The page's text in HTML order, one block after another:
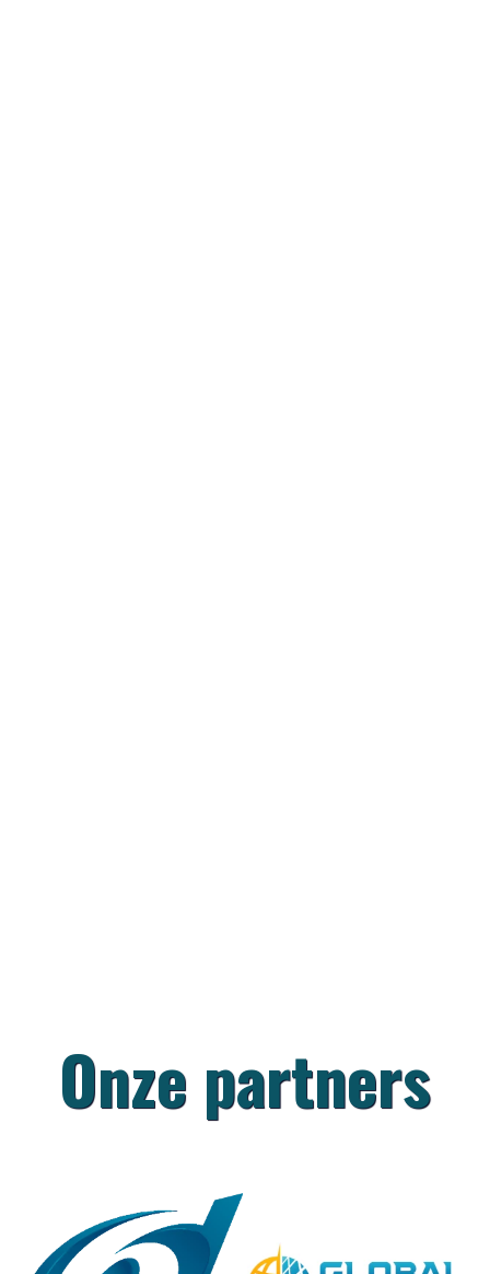
Onze partners